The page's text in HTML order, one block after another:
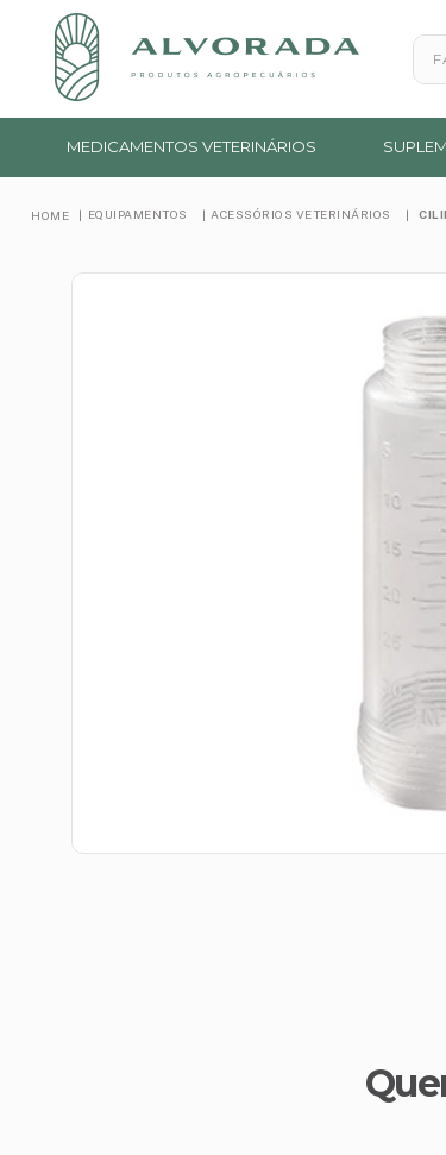
MEDICAMENTOS VETERINÁRIOS
EQUIPAMENTOS ACESSÓRIOS VETERINÁRIOS